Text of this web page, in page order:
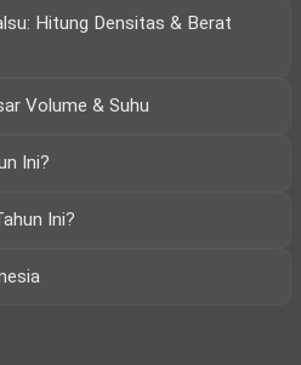
Hitung Densitas & Berat
Volume & Suhu
Ini?
Ini?